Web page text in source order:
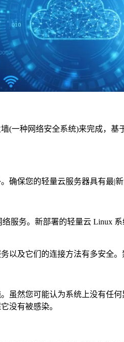
种网络安全系统)来完成，基
保您的轻量云服务器具有最|新
务。新部署的轻量云 Linux 系
及它们的连接方法有多安全。
然您可能认为系统上没有任
没有被感染。